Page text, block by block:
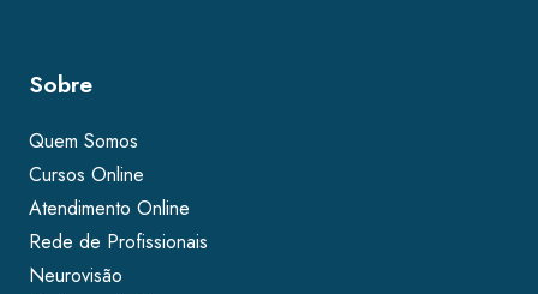
Sobre
Quem Somos
Cursos Online
Atendimento Online
Rede de Profissionais
Neurovisão